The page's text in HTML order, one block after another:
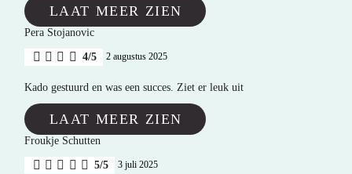
LAAT MEER ZIEN
Pera Stojanovic
4/5 2 augustus 2025
Kado gestuurd en was een succes. Ziet er leuk uit
LAAT MEER ZIEN
Froukje Schutten
5/5 3 juli 2025